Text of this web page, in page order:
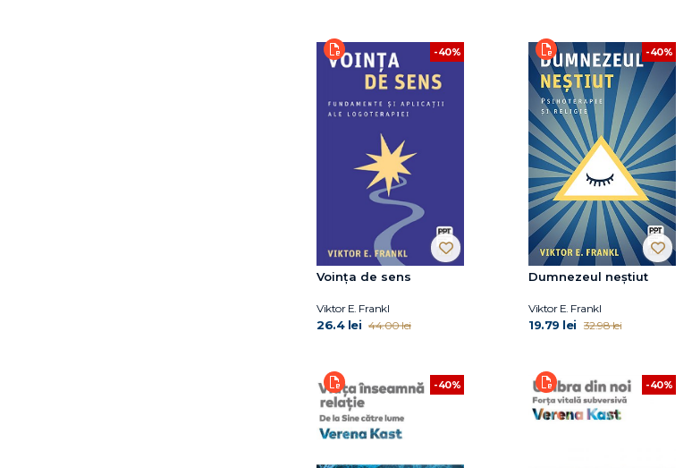
-40%
Voința de sens
Viktor E. Frankl
26.4 lei 44.00 lei
-40%
Dumnezeul neștiut
Viktor E. Frankl
19.79 lei 32.98 lei
-40% -40%